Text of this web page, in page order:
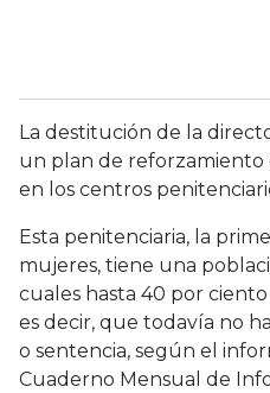
La destitución de la
un plan de reforzamiento
en los centros
Esta penitenciaria, la
mujeres, tiene una
cuales hasta 40 por
es decir, que todavía no
o sentencia, según el
Cuaderno Mensual de